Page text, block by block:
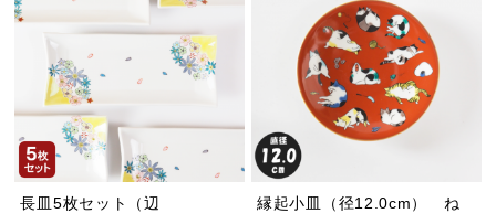
長皿5枚セット（辺
縁起小皿（径12.0cm） ね